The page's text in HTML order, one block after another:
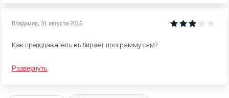
Владимир, 31 августа 2015
Как преподаватель выбирает программу сам?
Развернуть